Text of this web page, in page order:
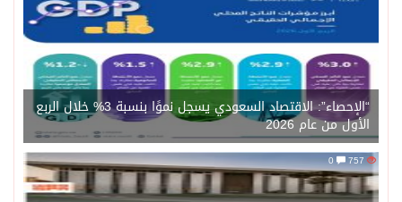
“الإحصاء”: الاقتصاد السعودي يسجل نموًا بنسبة 3% خلال الربع
الأول من عام 2026
757
0